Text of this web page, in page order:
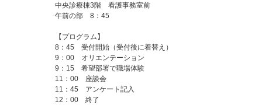
中央診療棟3階 看護事務室前
午前の部 8：45
【プログラム】
8：45 受付開始（受付後に着替え）
9：00 オリエンテーション
9：15 希望部署で職場体験
11：00 座談会
11：45 アンケート記入
12：00 終了